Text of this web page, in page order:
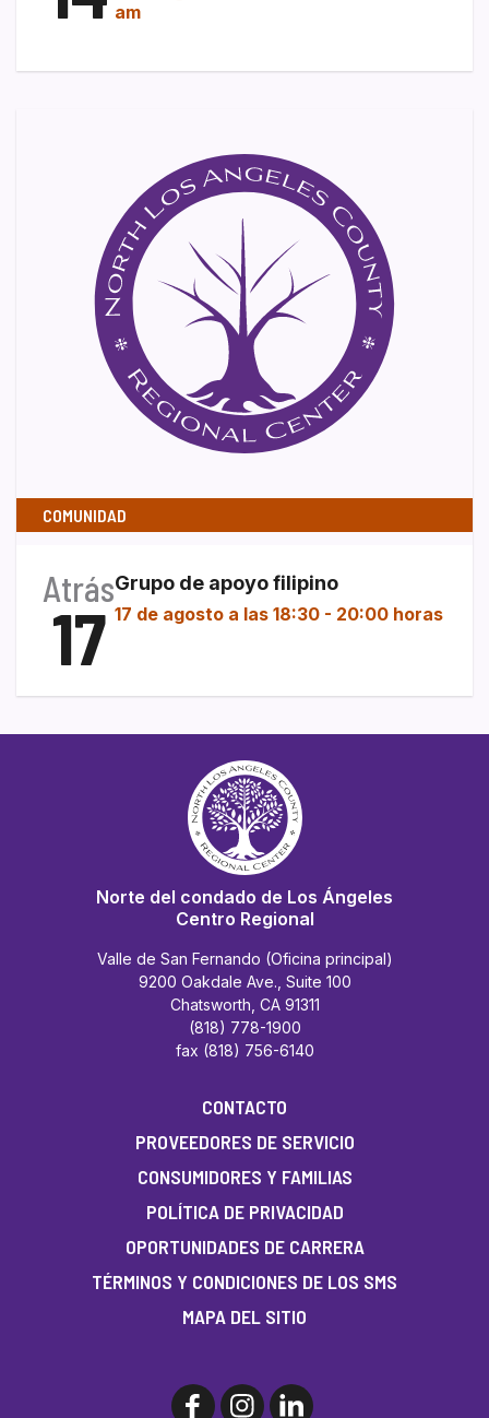
am
COMUNIDAD
Atrás
17
Grupo de apoyo filipino
17 de agosto a las 18:30 - 20:00 horas
Norte del condado de Los Ángeles
Centro Regional
Valle de San Fernando (Oficina principal)
9200 Oakdale Ave., Suite 100
Chatsworth, CA 91311
(818) 778-1900
fax (818) 756-6140
CONTACTO
PROVEEDORES DE SERVICIO
CONSUMIDORES Y FAMILIAS
POLÍTICA DE PRIVACIDAD
OPORTUNIDADES DE CARRERA
TÉRMINOS Y CONDICIONES DE LOS SMS
MAPA DEL SITIO